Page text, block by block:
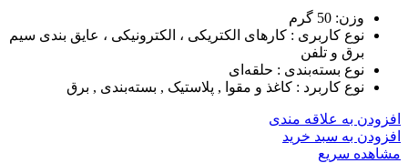
وزن: 50 گرم
نوع کاربری : کارهای الکتریکی ، الکترونیکی ، عایق بندی سیم
برق و تلفن
نوع بسته‌بندی : حلقه‌ای
نوع کاربرد : کاغذ و مقوا , پلاستیک , بسته‌بندی , برق
افزودن به علاقه مندی
افزودن به سبد خرید
مشاهده سریع